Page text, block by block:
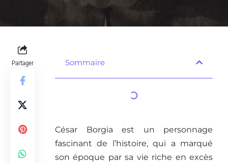
Partager Sommaire
César Borgia est un personnage
fascinant de l’histoire, qui a marqué
son époque par sa vie riche en excès